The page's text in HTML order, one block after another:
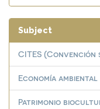
Subject
CITES (Convención
Economía ambiental
Patrimonio